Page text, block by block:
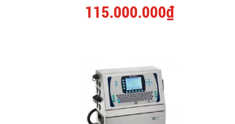
115.000.000₫